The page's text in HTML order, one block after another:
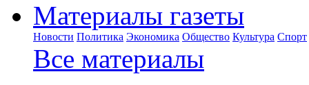
Материалы газеты
Новости Политика Экономика Общество Культура Спорт
Все материалы